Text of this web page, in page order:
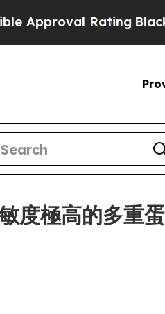
RatingBlack
度極高的多重